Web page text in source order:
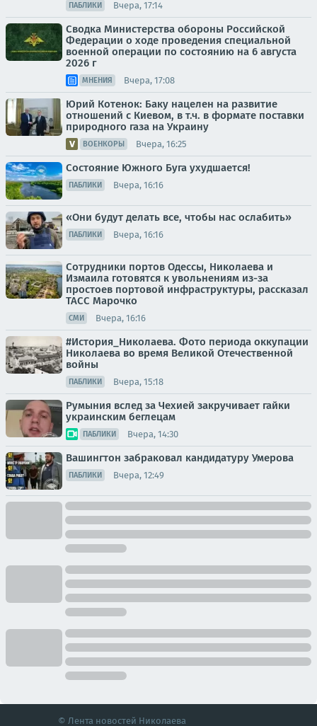
ПАБЛИКИ Вчера, 17:14
Сводка Министерства обороны Российской
Федерации о ходе проведения специальной
военной операции по состоянию на 6 августа
2026 г
МНЕНИЯ Вчера, 17:08
Юрий Котенок: Баку нацелен на развитие
отношений с Киевом, в т.ч. в формате поставки
природного газа на Украину
ВОЕНКОРЫ Вчера, 16:25
Состояние Южного Буга ухудшается!
ПАБЛИКИ Вчера, 16:16
«Они будут делать все, чтобы нас ослабить»
ПАБЛИКИ Вчера, 16:16
Сотрудники портов Одессы, Николаева и
Измаила готовятся к увольнениям из-за
простоев портовой инфраструктуры, рассказал
ТАСС Марочко
СМИ Вчера, 16:16
#История_Николаева. Фото периода оккупации
Николаева во время Великой Отечественной
войны
ПАБЛИКИ Вчера, 15:18
Румыния вслед за Чехией закручивает гайки
украинским беглецам
ПАБЛИКИ Вчера, 14:30
Вашингтон забраковал кандидатуру Умерова
ПАБЛИКИ Вчера, 12:49
© Лента новостей Николаева